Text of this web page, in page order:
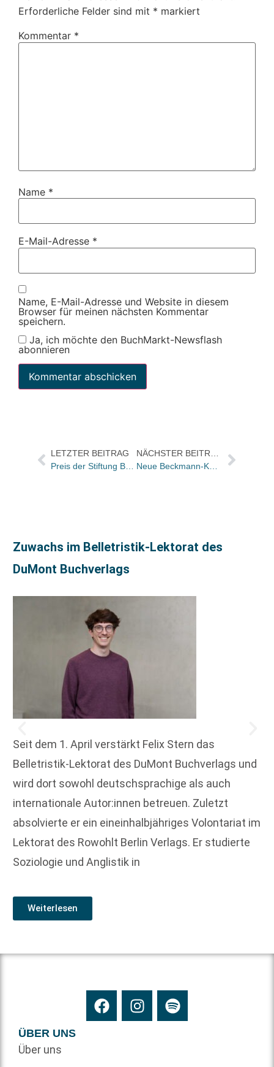
Erforderliche Felder sind mit * markiert
Kommentar *
Name *
E-Mail-Adresse *
Name, E-Mail-Adresse und Website in diesem
Browser für meinen nächsten Kommentar
speichern.
Ja, ich möchte den BuchMarkt-Newsflash
abonnieren
LETZTER BEITRAG
Preis der Stiftung Buchkunst
Zuwachs im Belletristik-Lektorat des
DuMont Buchverlags
Seit dem 1. April verstärkt Felix Stern das
Belletristik-Lektorat des DuMont Buchverlags und
wird dort sowohl deutschsprachige als auch
internationale Autor:innen betreuen. Zuletzt
absolvierte er ein eineinhalbjähriges Volontariat im
Lektorat des Rowohlt Berlin Verlags. Er studierte
Soziologie und Anglistik in
Weiterlesen
ÜBER UNS
Über uns